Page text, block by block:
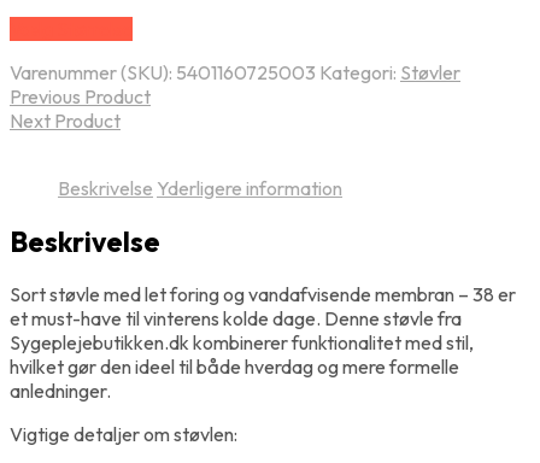
Varenummer (SKU): 5401160725003 Kategori: Støvler
Previous Product
Next Product
Beskrivelse Yderligere information
Beskrivelse
Sort støvle med let foring og vandafvisende membran – 38 er
et must-have til vinterens kolde dage. Denne støvle fra
Sygeplejebutikken.dk kombinerer funktionalitet med stil,
hvilket gør den ideel til både hverdag og mere formelle
anledninger.
Vigtige detaljer om støvlen: